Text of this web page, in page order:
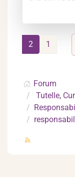
1
2
Forum
Tutelle,